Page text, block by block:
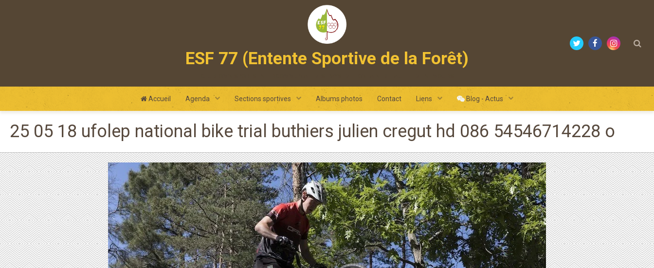
ESF 77 (Entente Sportive de la Forêt)
Accueil Agenda Sections sportives Albums photos Contact Liens Blog - Actus
25 05 18 ufolep national bike trial buthiers julien cregut hd 086 54546714228 o